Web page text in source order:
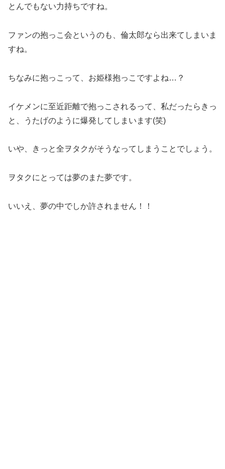
とんでもない力持ちですね。
ファンの抱っこ会というのも、倫太郎なら出来てしまいま
すね。
ちなみに抱っこって、お姫様抱っこですよね…？
イケメンに至近距離で抱っこされるって、私だったらきっ
と、うたげのように爆発してしまいます(笑)
いや、きっと全ヲタクがそうなってしまうことでしょう。
ヲタクにとっては夢のまた夢です。
いいえ、夢の中でしか許されません！！